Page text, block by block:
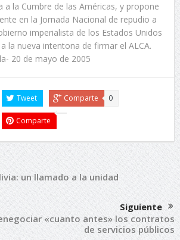
a la Cumbre de las Américas, y propone
en la Jornada Nacional de repudio a
imperialista de los Estados Unidos
la nueva intentona de firmar el ALCA.
20 de mayo de 2005
Tweet Comparte 0
Comparte
un llamado a la unidad
Siguiente
«cuanto antes» los contratos
de servicios públicos